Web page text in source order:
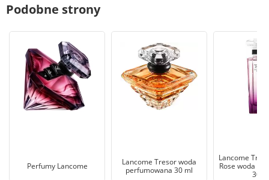
Podobne strony
Perfumy Lancome
Lancome Tresor woda
perfumowana 30 ml
Lancome
Rose woda
30